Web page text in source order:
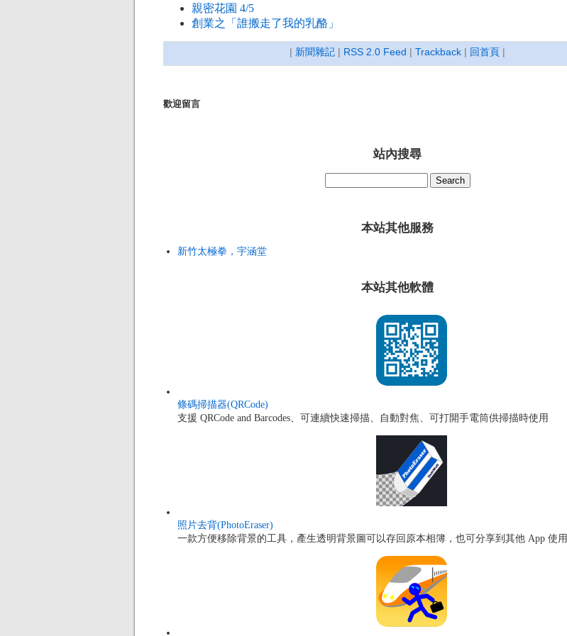
親密花園 4/5
創業之「誰搬走了我的乳酪」
| 新聞雜記 | RSS 2.0 Feed | Trackback | 回首頁 |
歡迎留言
站內搜尋
本站其他服務
新竹太極拳，宇涵堂
本站其他軟體
條碼掃描器(QRCode)
支援 QRCode and Barcodes、可連續快速掃描、自動對焦、可打開手電筒供掃描時使用
照片去背(PhotoEraser)
一款方便移除背景的工具，產生透明背景圖可以存回原本相簿，也可分享到其他 App 使用.